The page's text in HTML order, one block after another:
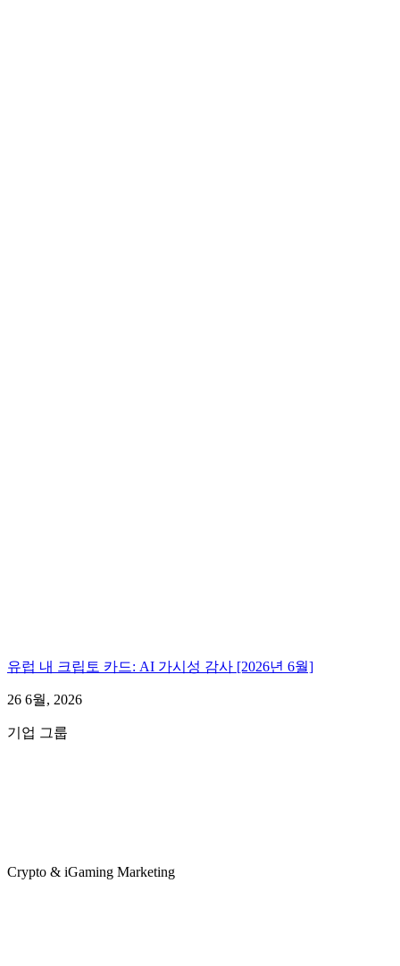
유럽 내 크립토 카드: AI 가시성 감사 [2026년 6월]
26 6월, 2026
기업 그룹
Crypto & iGaming Marketing